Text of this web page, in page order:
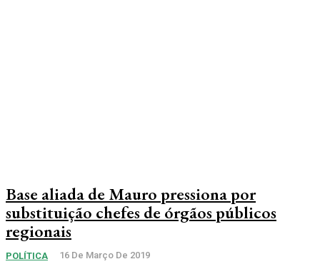
Base aliada de Mauro pressiona por
substituição chefes de órgãos públicos
regionais
POLÍTICA
16 De Março De 2019